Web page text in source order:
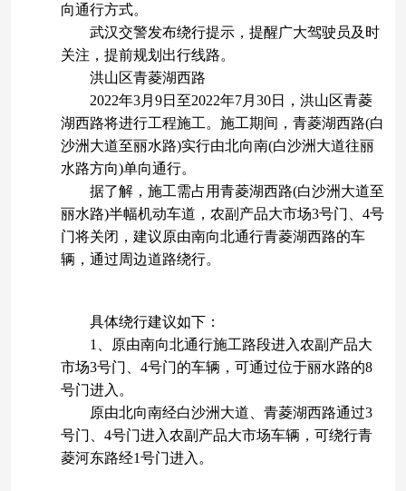
向通行方式。
武汉交警发布绕行提示，提醒广大驾驶员及时
关注，提前规划出行线路。
洪山区青菱湖西路
2022年3月9日至2022年7月30日，洪山区青菱
湖西路将进行工程施工。施工期间，青菱湖西路(白
沙洲大道至丽水路)实行由北向南(白沙洲大道往丽
水路方向)单向通行。
据了解，施工需占用青菱湖西路(白沙洲大道至
丽水路)半幅机动车道，农副产品大市场3号门、4号
门将关闭，建议原由南向北通行青菱湖西路的车
辆，通过周边道路绕行。
具体绕行建议如下：
1、原由南向北通行施工路段进入农副产品大
市场3号门、4号门的车辆，可通过位于丽水路的8
号门进入。
原由北向南经白沙洲大道、青菱湖西路通过3
号门、4号门进入农副产品大市场车辆，可绕行青
菱河东路经1号门进入。